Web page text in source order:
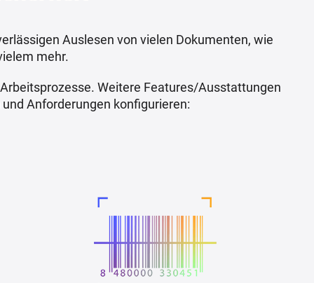
Auslesen von vielen Dokumenten, wie
mehr.
Weitere Features/Ausstattungen
Anforderungen konfigurieren: